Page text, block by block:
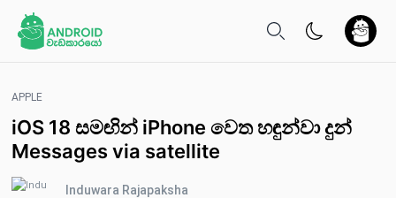
APPLE
iOS 18 සමඟින් iPhone වෙත හඳුන්වා දුන්
Messages via satellite
Induwara Rajapaksha